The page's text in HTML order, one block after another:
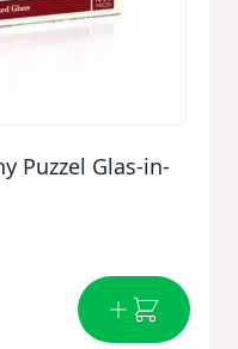
Puzzel Glas-in-